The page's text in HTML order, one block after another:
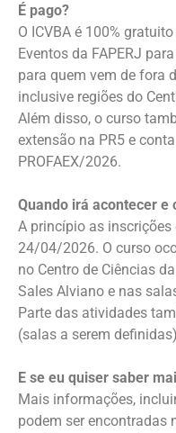
É pago?
O ICVBA é 100%
Eventos da FAPERJ
para quem vem de fora
inclusive regiões do
Além disso, o curso
extensão na PR5 e
PROFAEX/2026.
Quando irá acontecer
A princípio as
24/04/2026. O curso
no Centro de Ciências
Sales Alviano e nas
Parte das atividades
(salas a serem
E se eu quiser saber
Mais informações,
podem ser encontradas